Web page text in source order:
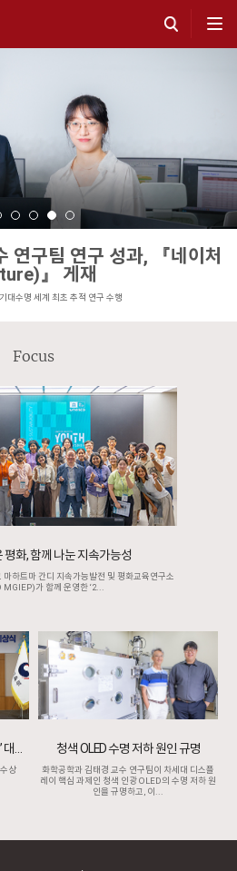
연구팀 연구 성과, 『네이처
』 게재
대수명 세계 최초 추적 연구 수행
Focus
평화, 함께 나눈 지속가능성
하트마 간디 지속가능발전 및 평화교육연구소
MGIEP)가 함께 운영한 ‘2...
상
청색 OLED 수명 저하 원인 규명
화학공학과 김태경 교수 연구팀이 차세대 디스플
레이 핵심 과제인 청색 인광 OLED의 수명 저하 원
인을 규명하고, 이...